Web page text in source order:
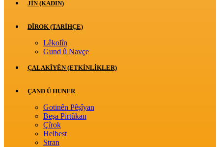
JİN (KADIN)
DÎROK (TARİHÇE)
Lêkolîn
Gund û Navçe
ÇALAKÎYÊN (ETKINLIKLER)
ÇAND Û HUNER
Gotinên Pêşîyan
Beşa Pirtûkan
Çîrok
Helbest
Stran